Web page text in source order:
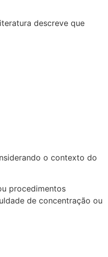
descreve que
o contexto do
procedimentos
de concentração ou